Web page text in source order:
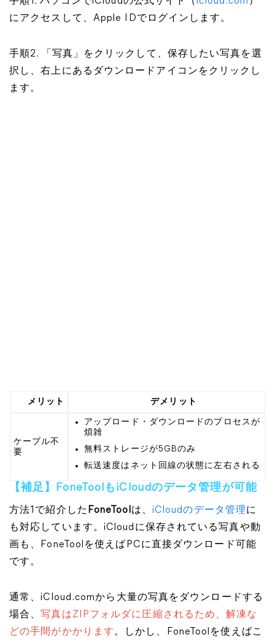
にアクセスして、Apple IDでログインします。
手順2. 「写真」をクリックして、保存したい写真を選
択し、右上にあるダウンロードアイコンをクリックし
ます。
メリット デメリット
ケーブル不
要
アップロード・ダウンロードのプロセスが
煩雑
無料ストレージが5GBのみ
転送速度はネット回線の状態に左右される
【補足】FoneToolもiCloudのデータ管理が可能
方法1で紹介した FoneTool は、 iCloudのデータ管理に
も対応しています。iCloudに保存されている写真や動
画も、FoneToolを使えばPCに直接ダウンロード可能
です。
通常、iCloud.comから大量の写真をダウンロードする
場合、写真はZIPフォルダに圧縮されるため、解凍な
どの手間がかかります。しかし、FoneToolを使えばこ